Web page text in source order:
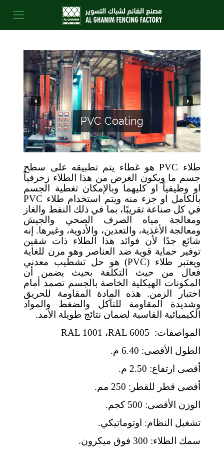
PVC Coating
طلاء PVCهو غطاء يتم تطبيقه على سطح
جسم ما ويكون الغرض من هذا الطلاء زخرفياً
او وظيفياً او كليهما وبالإمكان تغطية الجسم
بالكامل او جزء منه ويتم استخدام طلاء PVC
في كل صناعة تقريبًا، بما في ذلك النفط والغاز
ومعالجة مياه الصرف الصحي والجيش
ومعالجة الأغذية، والتعدين، والأدوية، وغيرها. إنه
شائع جدًا لأن فوائد هذا الطلاء ذات شقين
توفير حماية قوية ضد العناصر وهو مرن للغاية
ويعتبر طلاء (PVC) هو حل تشطيب معدني
فعال من حيث التكلفة بحيث يضمن أن
المكونات الهيكلية الخاصة بالجسم تصمد أمام
اختبار الزمن. هذه المادة المقاومة للحريق
وشديدة المقاومة للتآكل والضغط والمواد
الكيميائية القاسية لضمان نتائج طويلة الأمد.
المواصفات: RAL 6005، RAL 1001
الطول الأقصى: 6.40 م.
أقصى ارتفاع: 2.50 م.
أقصى قطر للقطر: 250 مم.
الوزن الأقصى: 500 كجم.
تشغيل النظام: اوتوماتيكي.
سمك الطلاء: 300 فوق ميكرون.